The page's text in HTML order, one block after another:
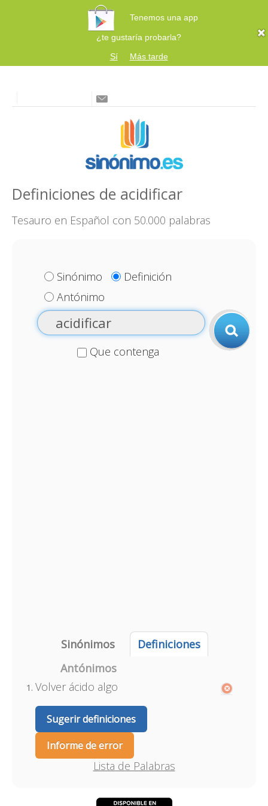
Tenemos una app
¿te gustaría probarla?
Sí
Más tarde
Definiciones de acidificar
Tesauro en Español con 50.000 palabras
Sinónimo
Definición
Antónimo
Que contenga
Sinónimos
Definiciones
Antónimos
Volver ácido algo
Sugerir definiciones
Informe de error
Lista de Palabras